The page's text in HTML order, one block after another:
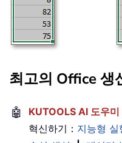
최고의 Office 생
🤖 KUTOOLS AI 도우미
혁신하기： 지능형 실